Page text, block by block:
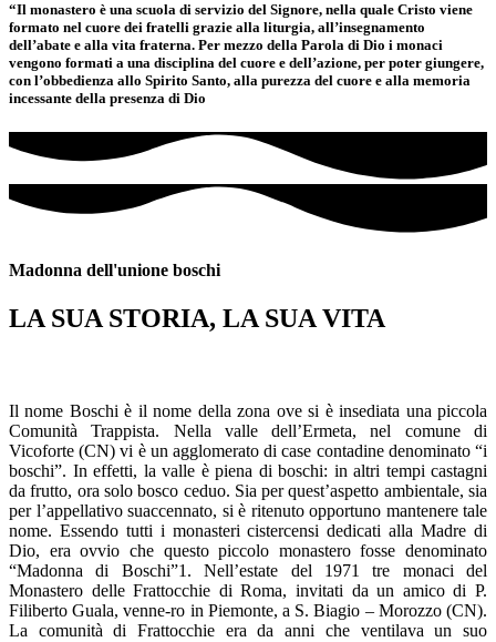
“Il monastero è una scuola di servizio del Signore, nella quale Cristo viene
formato nel cuore dei fratelli grazie alla liturgia, all’insegnamento
dell’abate e alla vita fraterna. Per mezzo della Parola di Dio i monaci
vengono formati a una disciplina del cuore e dell’azione, per poter giungere,
con l’obbedienza allo Spirito Santo, alla purezza del cuore e alla memoria
incessante della presenza di Dio
Madonna dell'unione boschi
LA SUA STORIA, LA SUA VITA
Il nome Boschi è il nome della zona ove si è insediata una piccola
Comunità Trappista. Nella valle dell’Ermeta, nel comune di
Vicoforte (CN) vi è un agglomerato di case contadine denominato “i
boschi”. In effetti, la valle è piena di boschi: in altri tempi castagni
da frutto, ora solo bosco ceduo. Sia per quest’aspetto ambientale, sia
per l’appellativo suaccennato, si è ritenuto opportuno mantenere tale
nome. Essendo tutti i monasteri cistercensi dedicati alla Madre di
Dio, era ovvio che questo piccolo monastero fosse denominato
“Madonna di Boschi”1. Nell’estate del 1971 tre monaci del
Monastero delle Frattocchie di Roma, invitati da un amico di P.
Filiberto Guala, venne-ro in Piemonte, a S. Biagio – Morozzo (CN).
La comunità di Frattocchie era da anni che ventilava un suo